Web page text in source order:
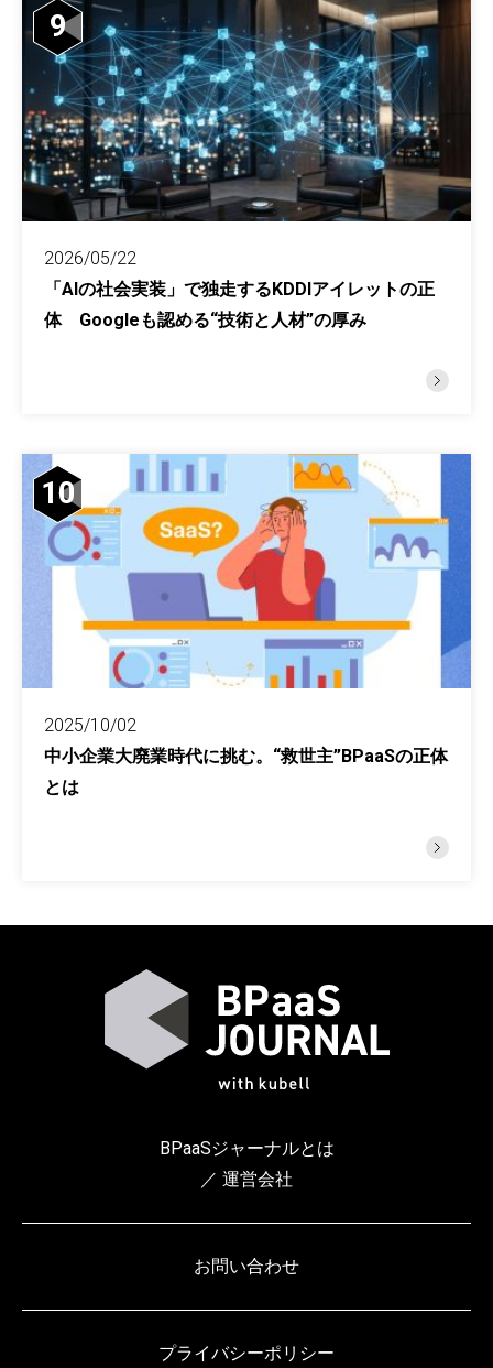
9
2026/05/22
「AIの社会実装」で独走するKDDIアイレットの正
体 Googleも認める“技術と人材”の厚み
10
2025/10/02
中小企業大廃業時代に挑む。“救世主”BPaaSの正体
とは
BPaaSジャーナルとは
／ 運営会社
お問い合わせ
プライバシーポリシー